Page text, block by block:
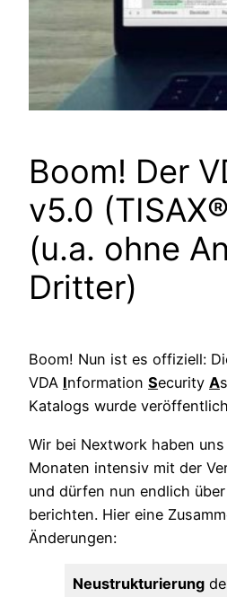
Boom! Der
v5.0
(u.a. ohne
Dritter)
Boom! Nun ist es offiziell:
VDA Information Security A
Katalogs wurde
Wir bei Nextwork haben
Monaten intensiv mit der
und dürfen nun endlich
berichten. Hier eine
Änderungen:
Neustrukturierung